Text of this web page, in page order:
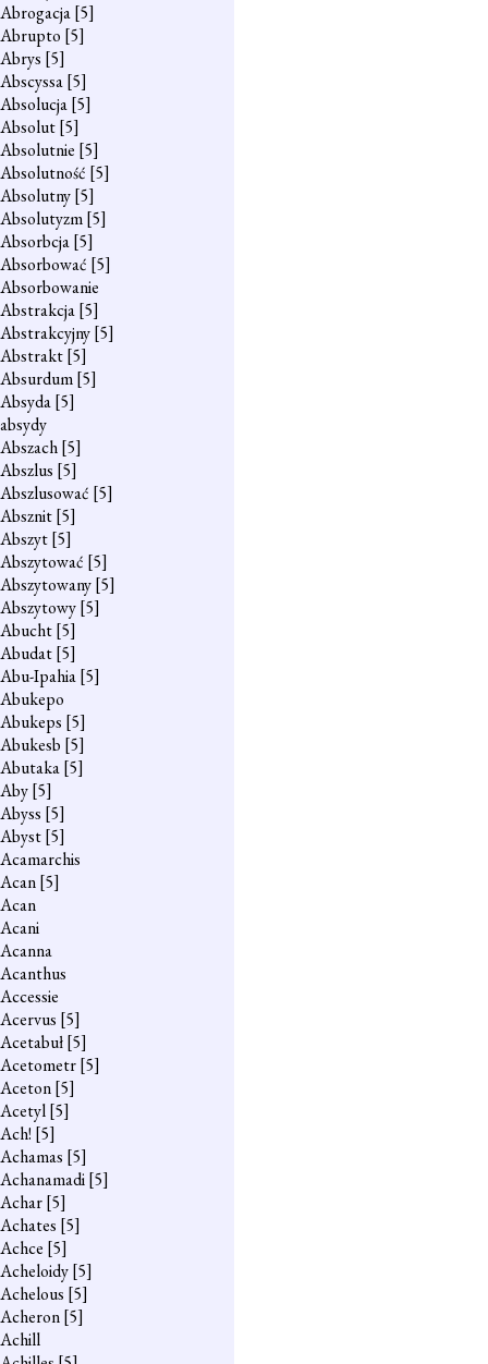
Abrogacja[5]
Abrupto [5]
Abrys [5]
Abscyssa[5]
Absolucja[5]
Absolut[5]
Absolutnie [5]
Absolutność [5]
Absolutny[5]
Absolutyzm[5]
Absorbcja[5]
Absorbować [5]
Absorbowanie
Abstrakcja[5]
Abstrakcyjny[5]
Abstrakt[5]
Absurdum[5]
Absyda[5]
absydy
Abszach[5]
Abszlus [5]
Abszlusować [5]
Absznit[5]
Abszyt[5]
Abszytować [5]
Abszytowany[5]
Abszytowy[5]
Abucht[5]
Abudat[5]
Abu-Ipahia[5]
Abukepo
Abukeps [5]
Abukesb [5]
Abutaka[5]
Aby[5]
Abyss [5]
Abyst[5]
Acamarchis
Acan[5]
Acan
Acani
Acanna
Acanthus
Accessie
Acervus [5]
Acetabuł[5]
Acetometr[5]
Aceton[5]
Acetyl[5]
Ach! [5]
Achamas [5]
Achanamadi[5]
Achar[5]
Achates [5]
Achce [5]
Acheloidy[5]
Achelous [5]
Acheron[5]
Achill